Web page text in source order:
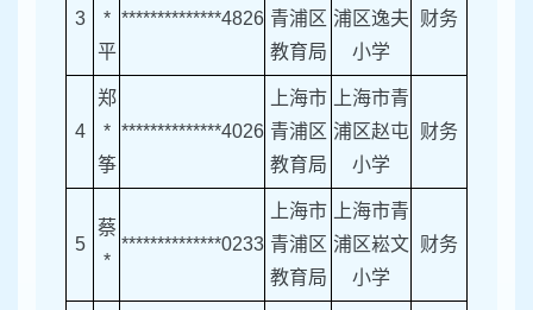
3
*
平
**************4826 青浦区
教育局
浦区逸夫
小学
财务
4
郑
*
筝
**************4026
上海市
青浦区
教育局
上海市青
浦区赵屯
小学
财务
5
蔡
*
**************0233
上海市
青浦区
教育局
上海市青
浦区崧文
小学
财务